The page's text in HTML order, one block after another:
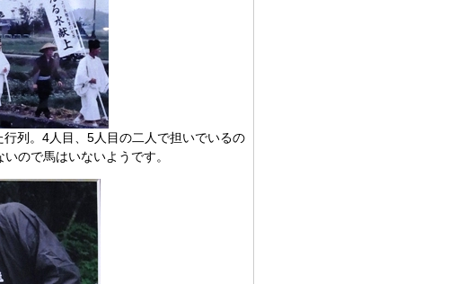
列。4人目、5人目の二人で担いでいるの
ので馬はいないようです。